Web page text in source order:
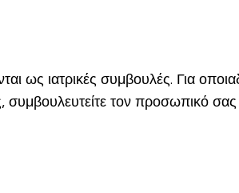
ως ιατρικές συμβουλές. Για
τον προσωπικό σας